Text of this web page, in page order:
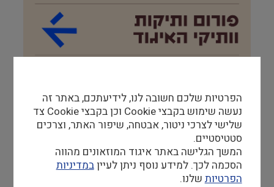
הפרטיות שלכם חשובה לנו, לידיעתכם, באתר זה
נעשה שימוש בקבצי Cookie וכן בקבצי Cookie צד
שלישי לצרכי ניטור, אבטחה, שיפור האתר, וצרכים
סטטיסטיים.
המשך הגלישה באתר איגוד המוזאונים מהווה
הסכמה לכך. למידע נוסף ניתן לעייןבמדיניות
הפרטיות שלנו.